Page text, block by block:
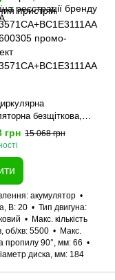
безщіткова,
CA XP + акумулятор
зарядний пристрій
промо-комплект
грн 15 068 грн
акумулятор
В 20
Тип двигуна
Макс. кількість
об/хв 5500
Макс.
пропилу 90°, мм 66
диска, мм 184